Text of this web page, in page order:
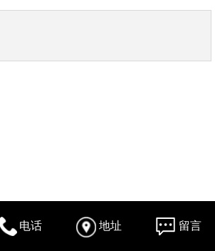
电话 地址 留言